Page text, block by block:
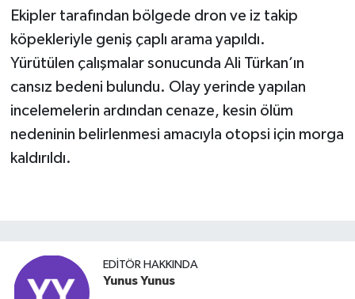
Ekipler tarafından bölgede dron ve iz takip
köpekleriyle geniş çaplı arama yapıldı.
Yürütülen çalışmalar sonucunda Ali Türkan’ın
cansız bedeni bulundu. Olay yerinde yapılan
incelemelerin ardından cenaze, kesin ölüm
nedeninin belirlenmesi amacıyla otopsi için morga
kaldırıldı.
EDITÖR HAKKINDA
Yunus Yunus